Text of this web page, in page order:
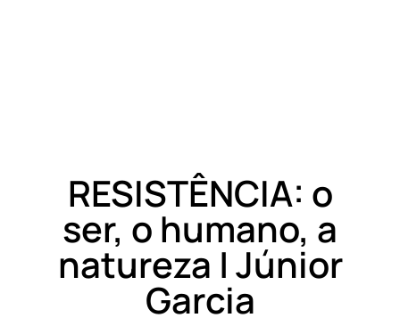
RESISTÊNCIA: o
ser, o humano, a
natureza | Júnior
Garcia